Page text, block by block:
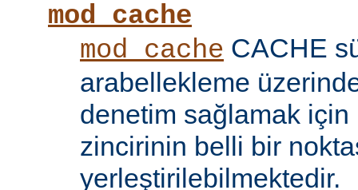
mod_cache
mod_cache CACHE
arabellekleme
denetim sağlamak
zincirinin belli bir
yerleştirilebilmektedir.